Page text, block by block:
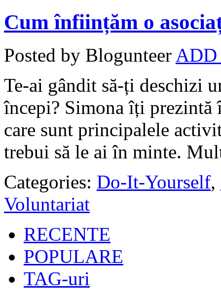
Cum înființăm o
Posted by Blogunteer
Te-ai gândit să-ți deschizi
începi? Simona îți
care sunt principalele
trebui să le ai în minte.
Categories: Do-It-Yourself,
Voluntariat
RECENTE
POPULARE
TAG-uri